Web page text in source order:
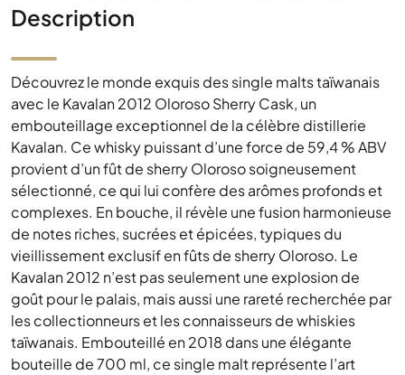
Description
Découvrez le monde exquis des single malts taïwanais
avec le Kavalan 2012 Oloroso Sherry Cask, un
embouteillage exceptionnel de la célèbre distillerie
Kavalan. Ce whisky puissant d’une force de 59,4 % ABV
provient d’un fût de sherry Oloroso soigneusement
sélectionné, ce qui lui confère des arômes profonds et
complexes. En bouche, il révèle une fusion harmonieuse
de notes riches, sucrées et épicées, typiques du
vieillissement exclusif en fûts de sherry Oloroso. Le
Kavalan 2012 n’est pas seulement une explosion de
goût pour le palais, mais aussi une rareté recherchée par
les collectionneurs et les connaisseurs de whiskies
taïwanais. Embouteillé en 2018 dans une élégante
bouteille de 700 ml, ce single malt représente l’art